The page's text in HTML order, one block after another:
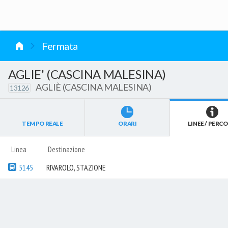
Fermata
AGLIE' (CASCINA MALESINA)
13126 AGLIÈ (CASCINA MALESINA)
TEMPO REALE ORARI LINEE /
Linea Destinazione
5145 RIVAROLO, STAZIONE